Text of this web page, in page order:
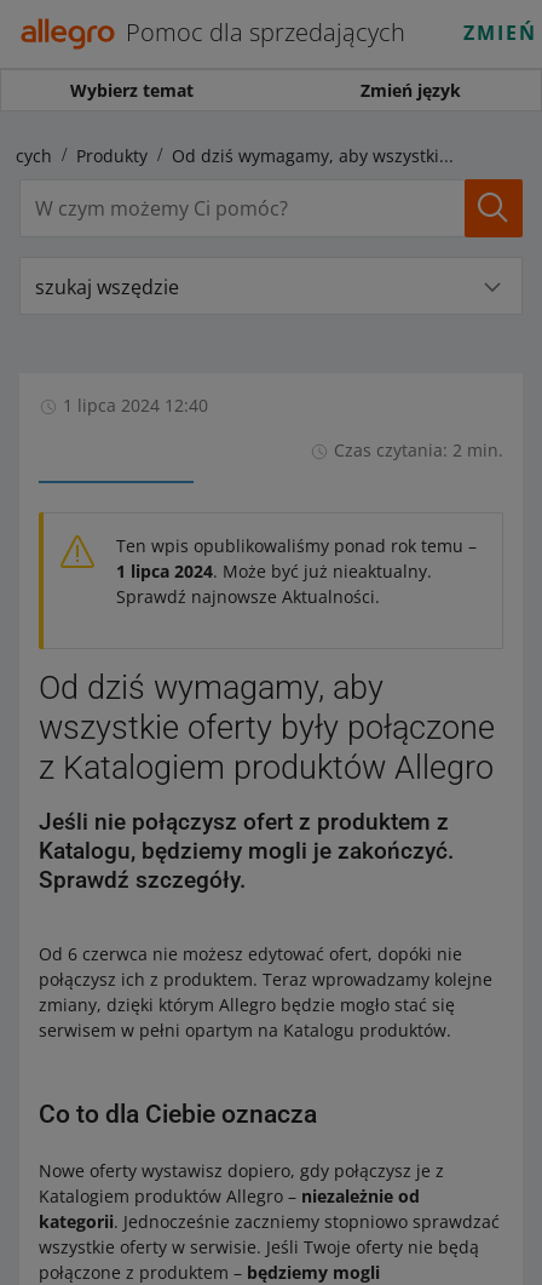
Pomoc dla sprzedających
Wybierz temat Zmień język
Produkty Od dziś wymagamy, aby wszystkie oferty były połączone z Katalogiem produktów Allegro
szukaj wszędzie
1 lipca 2024 12:40
Czas czytania: 2 min.
Ten wpis opublikowaliśmy ponad rok temu –
1 lipca 2024. Może być już nieaktualny.
Sprawdź najnowsze Aktualności.
Od dziś wymagamy, aby
wszystkie oferty były połączone
z Katalogiem produktów Allegro
Jeśli nie połączysz ofert z produktem z
Katalogu, będziemy mogli je zakończyć.
Sprawdź szczegóły.
Od 6 czerwca nie możesz edytować ofert, dopóki nie
połączysz ich z produktem. Teraz wprowadzamy kolejne
zmiany, dzięki którym Allegro będzie mogło stać się
serwisem w pełni opartym na Katalogu produktów.
Co to dla Ciebie oznacza
Nowe oferty wystawisz dopiero, gdy połączysz je z
Katalogiem produktów Allegro – niezależnie od
kategorii. Jednocześnie zaczniemy stopniowo sprawdzać
wszystkie oferty w serwisie. Jeśli Twoje oferty nie będą
połączone z produktem – będziemy mogli